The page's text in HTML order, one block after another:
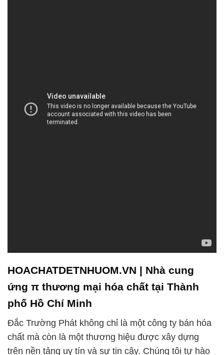
chất mà còn là một thương hiệu được xây dựng
trên nền tảng uy tín và sự tin cậy. Chúng tôi tự hào
về việc đã xây dựng một danh tiếng vững chắc
Công ty hóa chất Đắc Trường Phát không ngừng
phấn đấu để mang đến cho khách hàng những sản
phẩm và dịch vụ chất lượng và cạnh tranh nhất trên
thị trường. Chúng tôi không chỉ cung cấp các sản
phẩm hóa chất hàng đầu mà còn đưa ra những giải
pháp tối ưu cho nhu cầu cụ thể của từng khách